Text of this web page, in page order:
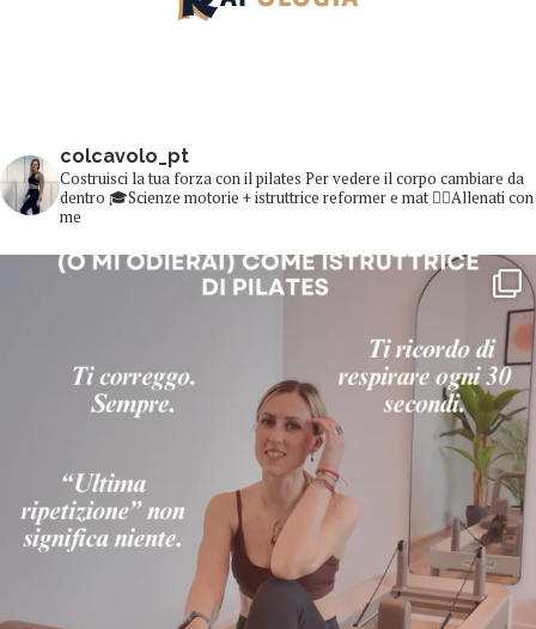
colcavolo_pt
Costruisci la tua forza con il pilates Per vedere il corpo cambiare da
dentro 🎓Scienze motorie + istruttrice reformer e mat 👇🏻Allenati con
me